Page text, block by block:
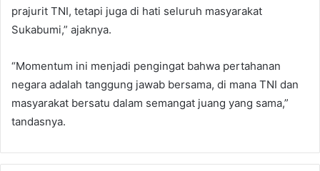
prajurit TNI, tetapi juga di hati seluruh masyarakat
Sukabumi,” ajaknya.
“Momentum ini menjadi pengingat bahwa pertahanan
negara adalah tanggung jawab bersama, di mana TNI dan
masyarakat bersatu dalam semangat juang yang sama,”
tandasnya.